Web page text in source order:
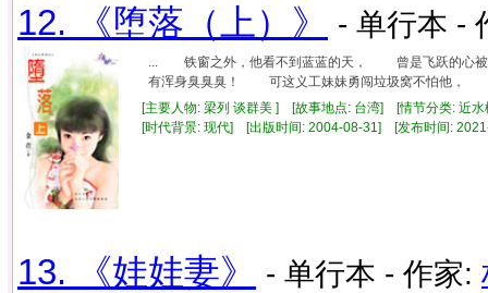
12. 《堕落（上）》 - 单行本 -
... 铁窗之外，他看不到蓝蓝的天， 曾是飞跃的心
有浑身臭臭臭！ 可这义工妹妹勇闯垃圾窝不怕他，
[主要人物: 梁列 谈群美 ] [故事地点: 台湾] [情节分类: 近水
[时代背景: 现代] [出版时间: 2004-08-31] [发布时间:
13. 《娃娃妻》 - 单行本 - 作家: